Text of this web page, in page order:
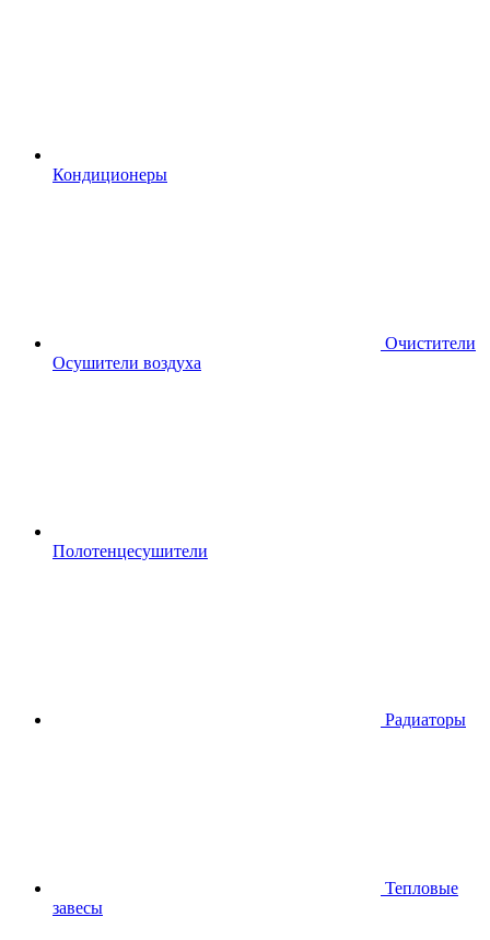
Кондиционеры
Очистители
Осушители воздуха
Полотенцесушители
Радиаторы
Тепловые
завесы